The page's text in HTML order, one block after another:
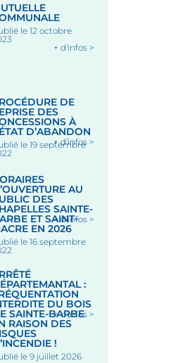
le 12 octobre
+ d'infos >
DE
DES
À
D’ABANDON
le 19 septembre
+ d'infos >
AU
DES
SAINTE-
ET SAINT-
EN 2026
le 16 septembre
+ d'infos >
:
DU BOIS
SAINTE-BARBE
RAISON DES
!
le 9 juillet 2026
+ d'infos >